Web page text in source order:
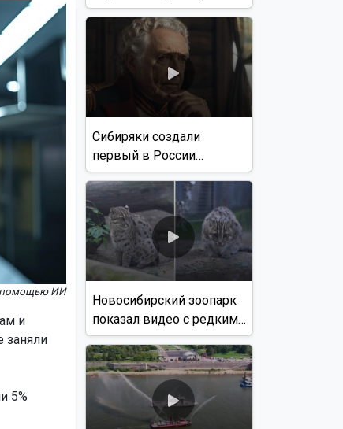
помощью ИИ
и
заняли
5%
Сибиряки создали
первый в России
документальный фильм
с использованием ИИ
Новосибирский зоопарк
показал видео с редким
виверровым котом